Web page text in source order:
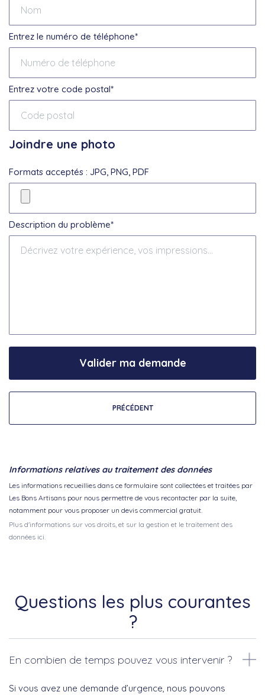
Entrez le numéro de téléphone*
Entrez votre code postal*
Joindre une photo
Formats acceptés : JPG, PNG, PDF
Description du problème*
PRÉCÉDENT
Valider ma demande
Informations relatives au traitement des données
Les informations recueillies dans ce formulaire sont collectées et traitées par
Les Bons Artisans pour nous permettre de vous recontacter par la suite,
notamment pour vous proposer un devis commercial gratuit.
Plus d'informations sur vos droits, et sur la gestion et le traitement des
données ici.
Questions les plus courantes
?
En combien de temps pouvez vous intervenir ?
Si vous avez une demande d’urgence, nous pouvons